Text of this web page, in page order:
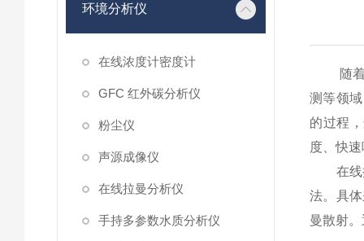
环境分析仪
在线浓度计密度计
GFC 红外碳分析仪
粉尘仪
声源成像仪
在线拉曼分析仪
手持多参数水质分析仪
随着工
测等领
的过程
度、快
在线拉
法。具
曼散射